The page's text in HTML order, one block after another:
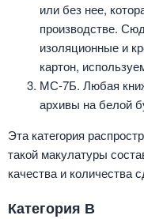
или без нее,
производстве.
изоляционные и
картон,
МС-7Б. Любая
архивы на белой
Эта категория
такой макулатуры
качества и количества
Категория В